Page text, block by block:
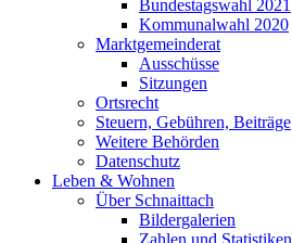
Bundestagswahl 2021
Kommunalwahl 2020
Marktgemeinderat
Ausschüsse
Sitzungen
Ortsrecht
Steuern, Gebühren, Beiträge
Weitere Behörden
Datenschutz
Leben & Wohnen
Über Schnaittach
Bildergalerien
Zahlen und Statistiken